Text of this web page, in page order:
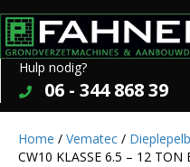
Hulp nodig?
06 - 344 868 39
Home / Vematec /
CW10 KLASSE 6.5 – 12 TON